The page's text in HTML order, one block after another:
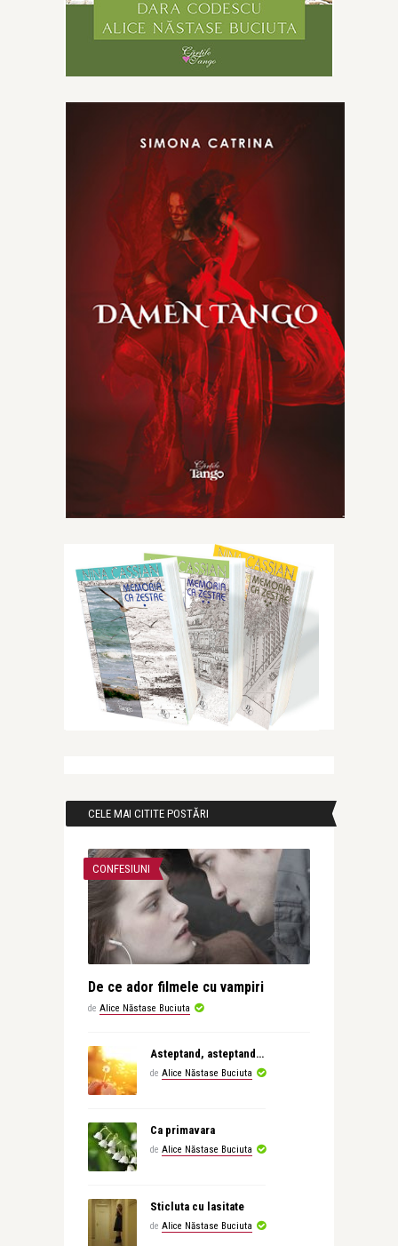
CELE MAI CITITE POSTĂRI
CONFESIUNI
De ce ador filmele cu vampiri
de Alice Năstase Buciuta
Asteptand, asteptand…
de Alice Năstase Buciuta
Ca primavara
de Alice Năstase Buciuta
Sticluta cu lasitate
de Alice Năstase Buciuta